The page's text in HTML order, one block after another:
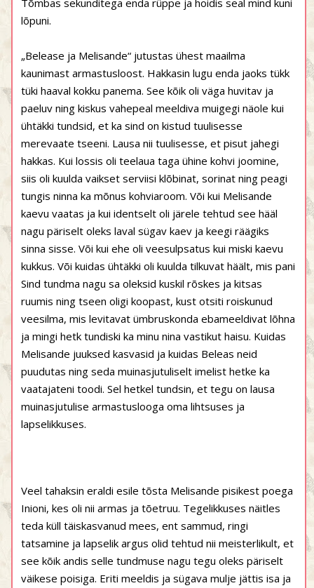
Tõmbas sekunditega enda rüppe ja hoidis seal mind kuni
lõpuni.
„Belease ja Melisande“ jutustas ühest maailma
kaunimast armastusloost. Hakkasin lugu enda jaoks tükk
tüki haaval kokku panema. See kõik oli väga huvitav ja
paeluv ning kiskus vahepeal meeldiva muigegi näole kui
ühtäkki tundsid, et ka sind on kistud tuulisesse
merevaate tseeni. Lausa nii tuulisesse, et pisut jahegi
hakkas. Kui lossis oli teelaua taga ühine kohvi joomine,
siis oli kuulda vaikset serviisi klõbinat, sorinat ning peagi
tungis ninna ka mõnus kohviaroom. Või kui Melisande
kaevu vaatas ja kui identselt oli järele tehtud see hääl
nagu päriselt oleks laval sügav kaev ja keegi räägiks
sinna sisse. Või kui ehe oli veesulpsatus kui miski kaevu
kukkus. Või kuidas ühtäkki oli kuulda tilkuvat häält, mis pani
Sind tundma nagu sa oleksid kuskil rõskes ja kitsas
ruumis ning tseen oligi koopast, kust otsiti roiskunud
veesilma, mis levitavat ümbruskonda ebameeldivat lõhna
ja mingi hetk tundiski ka minu nina vastikut haisu. Kuidas
Melisande juuksed kasvasid ja kuidas Beleas neid
puudutas ning seda muinasjutuliselt imelist hetke ka
vaatajateni toodi. Sel hetkel tundsin, et tegu on lausa
muinasjutulise armastuslooga oma lihtsuses ja
lapselikkuses.
Veel tahaksin eraldi esile tõsta Melisande pisikest poega
Inioni, kes oli nii armas ja tõetruu. Tegelikkuses näitles
teda küll täiskasvanud mees, ent sammud, ringi
tatsamine ja lapselik argus olid tehtud nii meisterlikult, et
see kõik andis selle tundmuse nagu tegu oleks päriselt
väikese poisiga. Eriti meeldis ja sügava mulje jättis isa ja